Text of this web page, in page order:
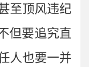
至顶风违纪
但要追究直
人也要一并